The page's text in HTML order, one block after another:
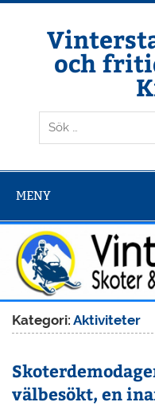
Hoppa
och
Din ljuslykta i
MENY
Kategori:Aktiviteter
välbesökt, en